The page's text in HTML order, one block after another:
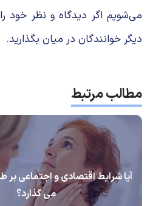
می‌شویم اگر دیدگاه و نظر خود
دیگر خوانندگان در میان بگذارید.
مطالب مرتبط
آیا شرایط اقتصادی و اجتماعی بر
می گذارد؟